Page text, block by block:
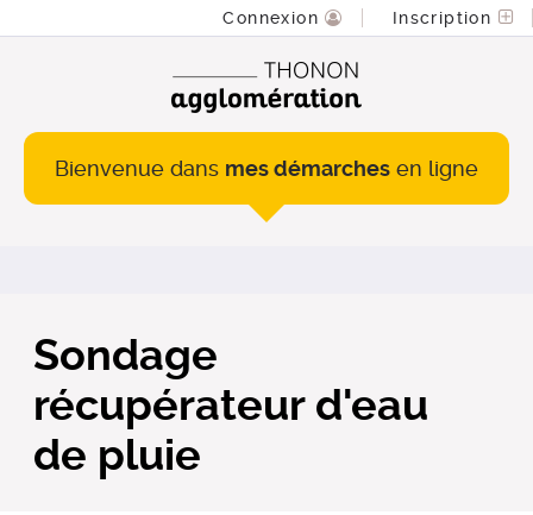
Connexion Inscription
Bienvenue dans mes démarches en ligne
Sondage
récupérateur d'eau
de pluie